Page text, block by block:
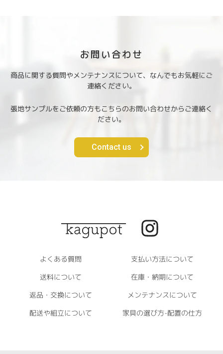
お問い合わせ
商品に関する質問やメンテナンスについて、なんでもお気軽にご
連絡ください。
張地サンプルをご依頼の方もこちらのお問い合わせからご連絡く
ださい。
Contact us
よくある質問 支払い方法について
送料について
在庫・納期について
返品・交換について
メンテナンスについて
配送や組立について 家具の選び方-配置の仕方